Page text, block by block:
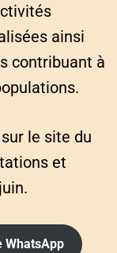
ainsi
contribuant à
le site du
et
WhatsApp